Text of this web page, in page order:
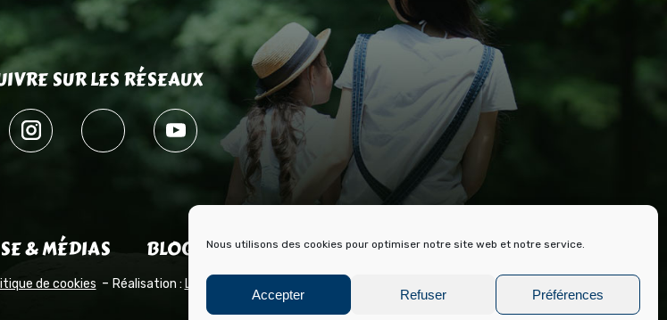
Nous utilisons des cookies pour optimiser notre site web et notre service.
Accepter Refuser Préférences
SUR LES RÉSEAUX
& MÉDIAS BLOG HISTOIRE ET ARCHIVES DE FONT ROMEU
de cookies Réalisation : Laetimprove